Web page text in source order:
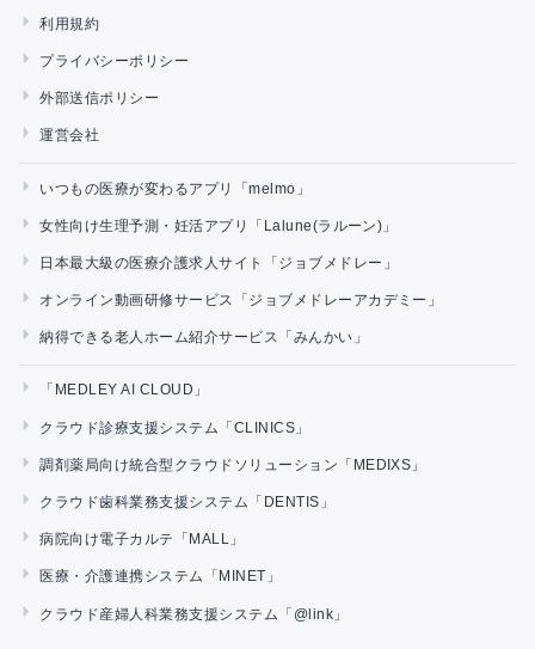
利用規約
プライバシーポリシー
外部送信ポリシー
運営会社
いつもの医療が変わるアプリ「melmo」
女性向け生理予測・妊活アプリ「Lalune(ラルーン)」
日本最大級の医療介護求人サイト「ジョブメドレー」
オンライン動画研修サービス「ジョブメドレーアカデミー」
納得できる老人ホーム紹介サービス「みんかい」
「MEDLEY AI CLOUD」
クラウド診療支援システム「CLINICS」
調剤薬局向け統合型クラウドソリューション「MEDIXS」
クラウド歯科業務支援システム「DENTIS」
病院向け電子カルテ「MALL」
医療・介護連携システム「MINET」
クラウド産婦人科業務支援システム「@link」